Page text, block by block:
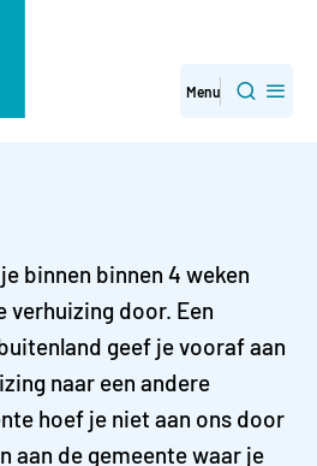
Menu Zoeken
binnen binnen 4 weken
verhuizing door. Een
geef je vooraf aan
naar een andere
hoef je niet aan ons door
aan de gemeente waar je